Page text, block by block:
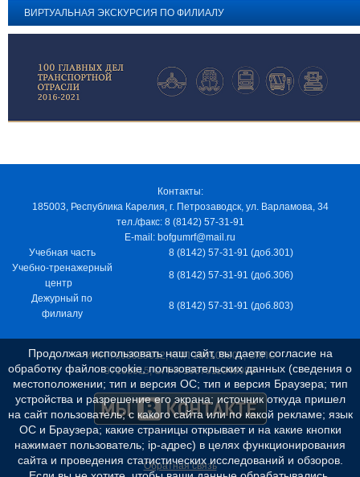
ВИРТУАЛЬНАЯ ЭКСКУРСИЯ ПО ФИЛИАЛУ
Контакты:
185003, Республика Карелия, г. Петрозаводск, ул. Варламова, 34
тел./факс: 8 (8142) 57-31-91
E-mail: bofgumrf@mail.ru
Учебная часть
8 (8142) 57-31-91 (доб.301)
Учебно-тренажерный
центр
8 (8142) 57-31-91 (доб.306)
Дежурный по
филиалу
8 (8142) 57-31-91 (доб.803)
ИНН 7805029012, КПП 100103001, ОКПО
97163915, ОГРН 1037811048989
Обратная связь
Продолжая использовать наш сайт, вы даете согласие на
обработку файлов cookie, пользовательских данных (сведения о
местоположении; тип и версия ОС; тип и версия Браузера; тип
устройства и разрешение его экрана; источник откуда пришел
на сайт пользователь; с какого сайта или по какой рекламе; язык
ОС и Браузера; какие страницы открывает и на какие кнопки
нажимает пользователь; ip-адрес) в целях функционирования
сайта и проведения статистических исследований и обзоров.